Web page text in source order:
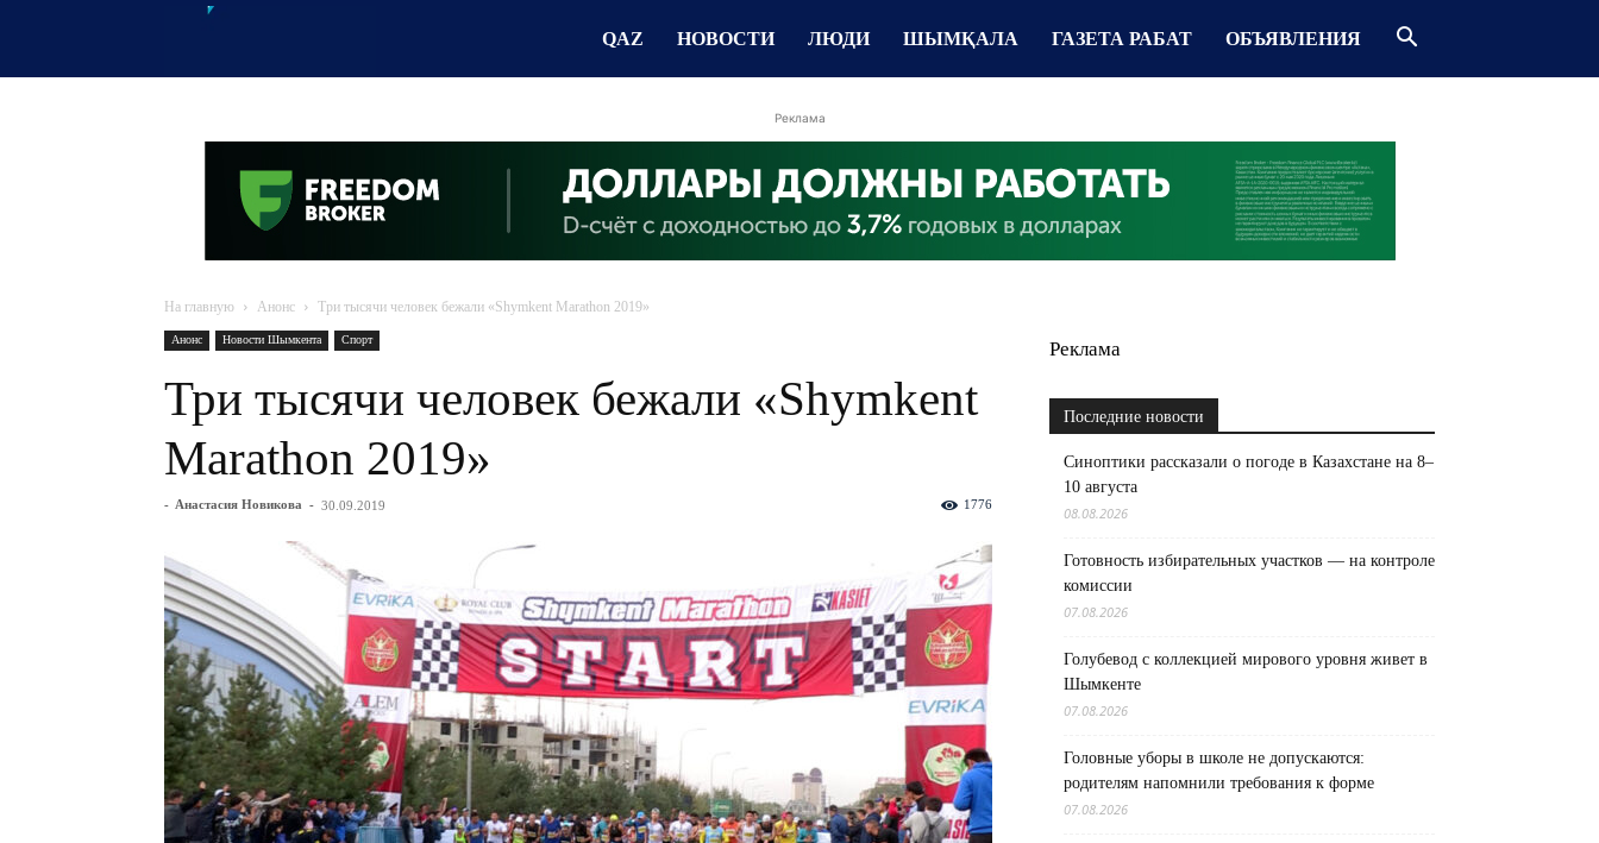
QAZ НОВОСТИ ЛЮДИ ШЫМҚАЛА ГАЗЕТА РАБАТ ОБЪЯВЛЕНИЯ
Реклама
На главную Анонс Три тысячи человек бежали «Shymkent Marathon 2019»
Анонс Новости Шымкента Спорт
Три тысячи человек бежали «Shymkent
Marathon 2019»
- Анастасия Новикова - 30.09.2019 1776
Реклама
Последние новости
Синоптики рассказали о погоде в Казахстане на 8–
10 августа
08.08.2026
Готовность избирательных участков — на контроле
комиссии
07.08.2026
Голубевод с коллекцией мирового уровня живет в
Шымкенте
07.08.2026
Головные уборы в школе не допускаются:
родителям напомнили требования к форме
07.08.2026